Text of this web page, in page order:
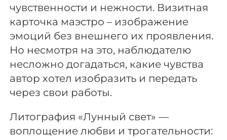
чувственности и нежности. Визитная
карточка маэстро – изображение
эмоций без внешнего их проявления.
Но несмотря на это, наблюдателю
несложно догадаться, какие чувства
автор хотел изобразить и передать
через свои работы.
Литография «Лунный свет» —
воплощение любви и трогательности: